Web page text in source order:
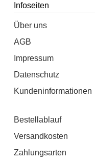
Infoseiten
Über uns
AGB
Impressum
Datenschutz
Kundeninformationen
Bestellablauf
Versandkosten
Zahlungsarten